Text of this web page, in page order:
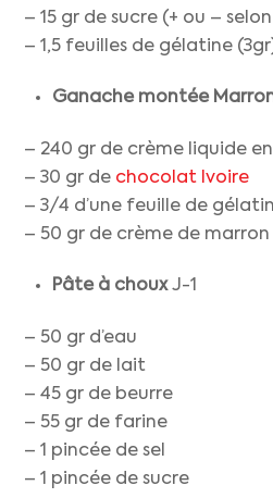
– 15 gr de sucre (+ ou –
– 1,5 feuilles de gélatine
Ganache montée
– 240 gr de crème liquide
– 30 gr de chocolat Ivoire
– 3/4 d’une feuille de
– 50 gr de crème de marron
Pâte à chouxJ-1
– 50 gr d’eau
– 50 gr de lait
– 45 gr de beurre
– 55 gr de farine
– 1 pincée de sel
– 1 pincée de sucre